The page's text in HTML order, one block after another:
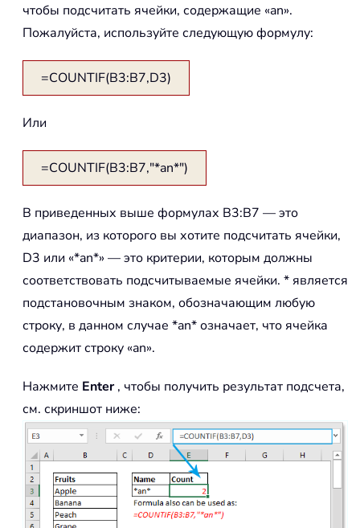
чтобы подсчитать ячейки, содержащие «an».
Пожалуйста, используйте следующую формулу:
=COUNTIF(B3:B7,D3)
Или
=COUNTIF(B3:B7,"*an*")
В приведенных выше формулах B3:B7 — это
диапазон, из которого вы хотите подсчитать ячейки,
D3 или «*an*» — это критерии, которым должны
соответствовать подсчитываемые ячейки. * является
подстановочным знаком, обозначающим любую
строку, в данном случае *an* означает, что ячейка
содержит строку «an».
Нажмите Enter, чтобы получить результат подсчета,
см. скриншот ниже: